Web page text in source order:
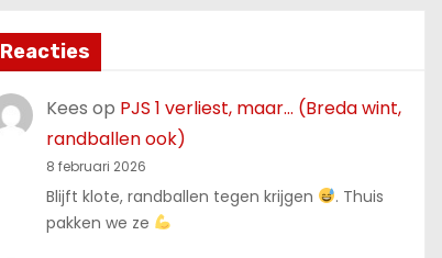
Reacties
Kees op PJS 1 verliest, maar… (Breda wint,
randballen ook)
8 februari 2026
Blijft klote, randballen tegen krijgen
. Thuis
pakken we ze